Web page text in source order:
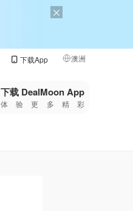
下载App 澳洲
🇺🇸
🇨🇳 中国
下载 DealMoon App
体验更多精彩